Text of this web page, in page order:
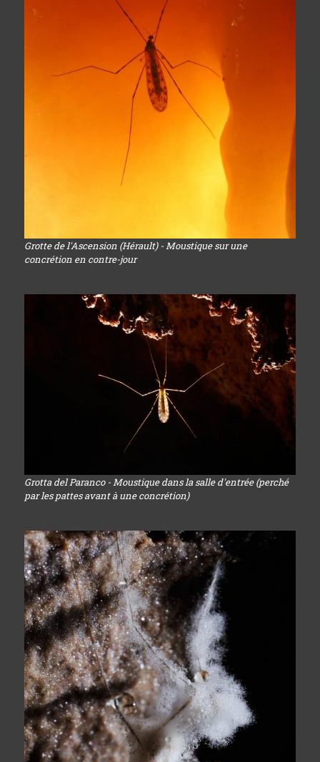
Grotte de l'Ascension (Hérault) - Moustique sur une
concrétion en contre-jour
Grotta del Paranco - Moustique dans la salle d'entrée (perché
par les pattes avant à une concrétion)